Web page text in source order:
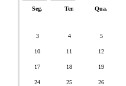
Seg. Ter. Qua.
3 4 5
10 11 12
17 18 19
24 25 26